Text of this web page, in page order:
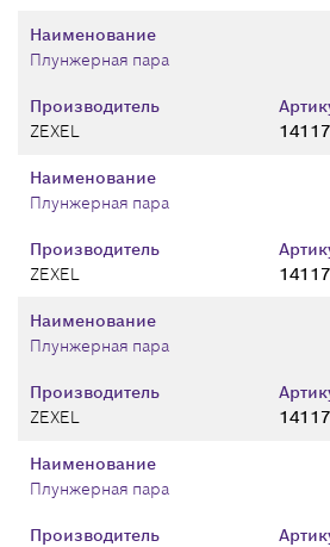
Производитель
ZEXEL
Наименование
Плунжерная пара
Производитель
ZEXEL
Наименование
Плунжерная пара
Производитель
ZEXEL
Наименование
Плунжерная пара
Производитель
Наименование
Плунжерная пара